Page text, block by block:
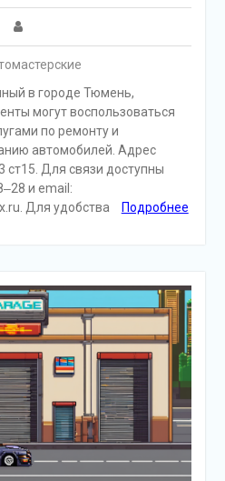
в городе Тюмень,
могут воспользоваться
по ремонту и
автомобилей. Адрес
ст15. Для связи доступны
и email:
Для удобства
Подробнее